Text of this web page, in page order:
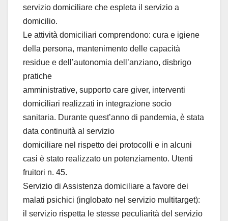
servizio domiciliare che espleta il servizio a
domicilio.
Le attività domiciliari comprendono: cura e igiene
della persona, mantenimento delle capacità
residue e dell’autonomia dell’anziano, disbrigo
pratiche
amministrative, supporto care giver, interventi
domiciliari realizzati in integrazione socio
sanitaria. Durante quest’anno di pandemia, è stata
data continuità al servizio
domiciliare nel rispetto dei protocolli e in alcuni
casi è stato realizzato un potenziamento. Utenti
fruitori n. 45.
Servizio di Assistenza domiciliare a favore dei
malati psichici (inglobato nel servizio multitarget):
il servizio rispetta le stesse peculiarità del servizio